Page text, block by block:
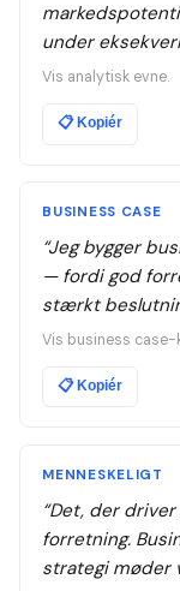
under
Vis analytisk evne.
📋Kopiér
BUSINESS CASE
“Jeg bygger
— fordi god
stærkt
Vis business
📋Kopiér
MENNESKELIGT
“Det, der driver
forretning.
strategi møder